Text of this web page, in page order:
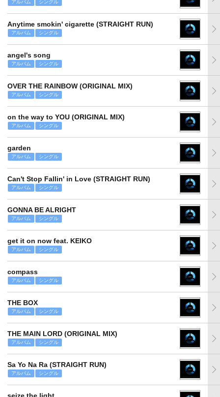
アルバム シングル
Anytime smokin' cigarette (STRAIGHT RUN)
アルバム シングル
angel's song
アルバム シングル
OVER THE RAINBOW (ORIGINAL MIX)
アルバム シングル
on the way to YOU (ORIGINAL MIX)
アルバム シングル
garden
アルバム シングル
Can't Stop Fallin' in Love (STRAIGHT RUN)
アルバム シングル
GONNA BE ALRIGHT
アルバム シングル
get it on now feat. KEIKO
アルバム シングル
compass
アルバム シングル
THE BOX
アルバム シングル
THE MAIN LORD (ORIGINAL MIX)
アルバム シングル
Sa Yo Na Ra (STRAIGHT RUN)
アルバム シングル